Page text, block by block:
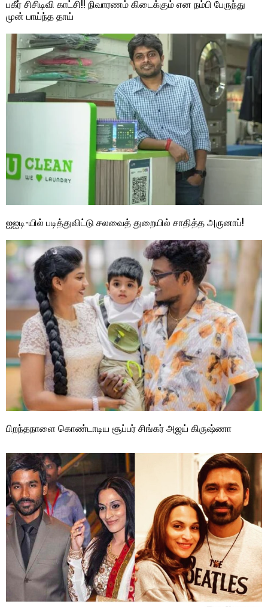
பகீர் சிசிடிவி காட்சி!! நிவாரணம் கிடைக்கும் என நம்பி பேருந்து
முன் பாய்ந்த தாய்
ஐஐடி-யில் படித்துவிட்டு சலவைத் துறையில் சாதித்த அருனாப்!
பிறந்தநாளை கொண்டாடிய சூப்பர் சிங்கர் அஜய் கிருஷ்ணா